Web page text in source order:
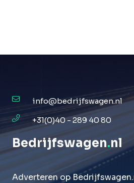
info@bedrijfswagen.nl
+31(0)40 - 289 40 80
Bedrijfswagen.nl
Adverteren op